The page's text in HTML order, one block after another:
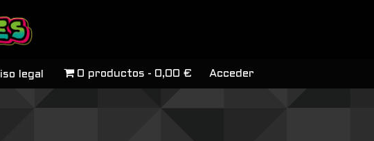
legal 0 productos 0,00 € Acceder